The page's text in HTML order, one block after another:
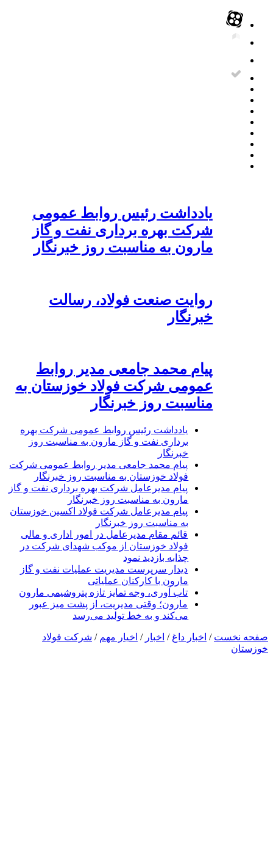
یادداشت رئیس روابط عمومی
شرکت بهره برداری نفت و گاز
مارون به مناسبت روز خبرنگار
روایت صنعت فولاد،‌ رسالت
خبرنگار
پیام محمد جامعی مدیر روابط
عمومی شرکت فولاد خوزستان به
مناسبت روز خبرنگار
یادداشت رئیس روابط عمومی شرکت بهره
برداری نفت و گاز مارون به مناسبت روز
خبرنگار
پیام محمد جامعی مدیر روابط عمومی شرکت
فولاد خوزستان به مناسبت روز خبرنگار
پیام مدیرعامل شرکت بهره برداری نفت و گاز
مارون به مناسبت روز خبرنگار
پیام مدیرعامل شرکت فولاد اکسین خوزستان
به مناسبت روز خبرنگار
قائم مقام مدیرعامل در امور اداری و مالی
فولاد خوزستان از موکب شهدای شرکت در
چذابه بازدید نمود
دیدار سرپرست مدیریت عملیات نفت و گاز
مارون با کارکنان عملیاتی
تاب آوری، وجه تمایز تازه پتروشیمی مارون
مارون؛ وقتی مدیریت، از پشت میز عبور
می‌کند و به خط تولید می‌رسد
صفحه نخست / اخبار داغ / اخبار / اخیار مهم / شرکت فولاد
خوزستان